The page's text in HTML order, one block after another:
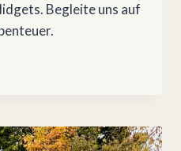
Begleite uns auf